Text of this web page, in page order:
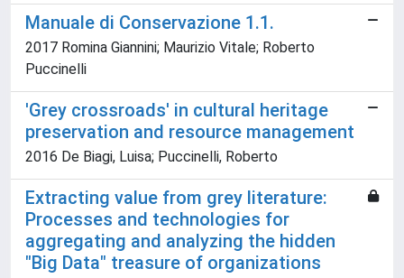
Manuale di Conservazione 1.1.
2017 Romina Giannini; Maurizio Vitale; Roberto
Puccinelli
'Grey crossroads' in cultural heritage
preservation and resource management
2016 De Biagi, Luisa; Puccinelli, Roberto
Extracting value from grey literature:
Processes and technologies for
aggregating and analyzing the hidden
"Big Data" treasure of organizations